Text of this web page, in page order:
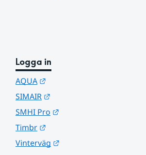
Logga in
AQUA
SIMAIR
SMHI Pro
Timbr
Vinterväg